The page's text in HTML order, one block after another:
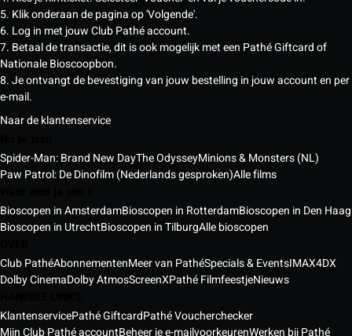
5. Klik onderaan de pagina op 'Volgende'.
6. Log in met jouw Club Pathé account.
7. Betaal de transactie, dit is ook mogelijk met een Pathé Giftcard of
Nationale Bioscoopbon.
8. Je ontvangt de bevestiging van jouw bestelling in jouw account en per
e-mail.
Naar de klantenservice
Spider-Man: Brand New DayThe OdysseyMinions & Monsters (NL)
Paw Patrol: De Dinofilm (Nederlands gesproken)Alle films
Bioscopen in AmsterdamBioscopen in RotterdamBioscopen in Den Haag
Bioscopen in UtrechtBioscopen in TilburgAlle bioscopen
Club PathéAbonnementenMeer van PathéSpecials & EventsIMAX4DX
Dolby CinemaDolby AtmosScreenXPathé FilmfeestjeNieuws
KlantenservicePathé GiftcardPathé Voucherchecker
Mijn Club Pathé accountBeheer je e-mailvoorkeurenWerken bij Pathé